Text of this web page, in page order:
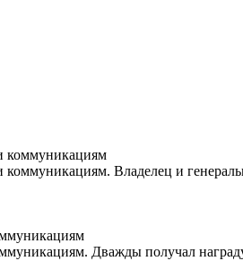
коммуникациям
Владелец и
Дважды получал